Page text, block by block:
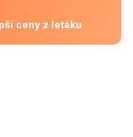
ceny z letáku